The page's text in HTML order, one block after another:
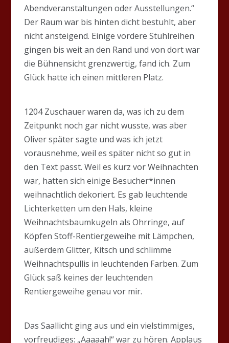
Abendveranstaltungen oder Ausstellungen.“
Der Raum war bis hinten dicht bestuhlt, aber
nicht ansteigend. Einige vordere Stuhlreihen
gingen bis weit an den Rand und von dort war
die Bühnensicht grenzwertig, fand ich. Zum
Glück hatte ich einen mittleren Platz.
1204 Zuschauer waren da, was ich zu dem
Zeitpunkt noch gar nicht wusste, was aber
Oliver später sagte und was ich jetzt
vorausnehme, weil es später nicht so gut in
den Text passt. Weil es kurz vor Weihnachten
war, hatten sich einige Besucher*innen
weihnachtlich dekoriert. Es gab leuchtende
Lichterketten um den Hals, kleine
Weihnachtsbaumkugeln als Ohrringe, auf
Köpfen Stoff-Rentiergeweihe mit Lämpchen,
außerdem Glitter, Kitsch und schlimme
Weihnachtspullis in leuchtenden Farben. Zum
Glück saß keines der leuchtenden
Rentiergeweihe genau vor mir.
Das Saallicht ging aus und ein vielstimmiges,
vorfreudiges: „Aaaaah!“ war zu hören. Applaus